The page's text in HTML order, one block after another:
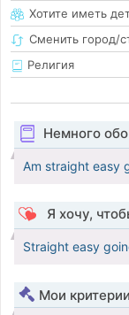
Хотите иметь
Сменить город/
Религия
Немного
Am straight easy
Я хочу,
Straight easy
Мои